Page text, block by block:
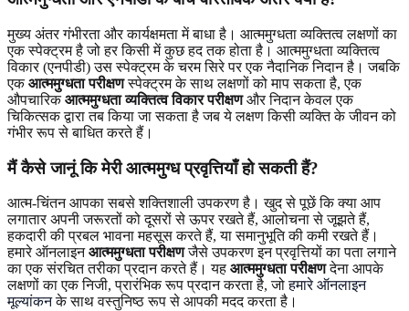
मुख्य अंतर गंभीरता और कार्यक्षमता में बाधा है। आत्ममुग्धता व्यक्तित्व लक्षणों का
एक स्पेक्ट्रम है जो हर किसी में कुछ हद तक होता है। आत्ममुग्धता व्यक्तित्व
विकार (एनपीडी) उस स्पेक्ट्रम के चरम सिरे पर एक नैदानिक ​​निदान है। जबकि
एकआत्ममुग्धता परीक्षणस्पेक्ट्रम के साथ लक्षणों को माप सकता है, एक
औपचारिकआत्ममुग्धता व्यक्तित्व विकार परीक्षणऔर निदान केवल एक
चिकित्सक द्वारा तब किया जा सकता है जब ये लक्षण किसी व्यक्ति के जीवन को
गंभीर रूप से बाधित करते हैं।
मैं कैसे जानूं कि मेरी आत्ममुग्ध प्रवृत्तियाँ हो सकती हैं?
आत्म-चिंतन आपका सबसे शक्तिशाली उपकरण है। खुद से पूछें कि क्या आप
लगातार अपनी जरूरतों को दूसरों से ऊपर रखते हैं, आलोचना से जूझते हैं,
हकदारी की प्रबल भावना महसूस करते हैं, या समानुभूति की कमी रखते हैं।
हमारे ऑनलाइनआत्ममुग्धता परीक्षणजैसे उपकरण इन प्रवृत्तियों का पता लगाने
का एक संरचित तरीका प्रदान करते हैं। यह आत्ममुग्धता परीक्षणदेना आपके
लक्षणों का एक निजी, प्रारंभिक रूप प्रदान करता है, जोहमारे ऑनलाइन
मूल्यांकनके साथ वस्तुनिष्ठ रूप से आपकी मदद करता है।